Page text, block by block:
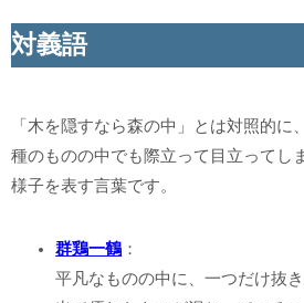
対義語
「木を隠すなら森の中」とは対照的に
種のものの中でも際立って目立ってし
様子を表す言葉です。
群鶏一鶴 ：
平凡なものの中に、一つだけ抜